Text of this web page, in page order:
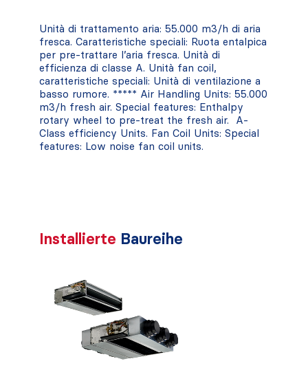
Unità di trattamento aria: 55.000 m3/h di aria
fresca. Caratteristiche speciali: Ruota entalpica
per pre-trattare l’aria fresca. Unità di
efficienza di classe A. Unità fan coil,
caratteristiche speciali: Unità di ventilazione a
basso rumore. ***** Air Handling Units: 55.000
m3/h fresh air. Special features: Enthalpy
rotary wheel to pre-treat the fresh air. A-
Class efficiency Units. Fan Coil Units: Special
features: Low noise fan coil units.
Installierte Baureihe
YARDY-ID2
KANALISIERBARE